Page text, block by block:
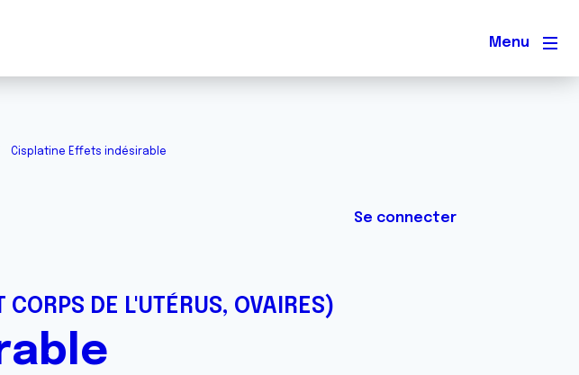
Menu
Cisplatine Effets indésirable
Se connecter
DE L'UTÉRUS, OVAIRES)